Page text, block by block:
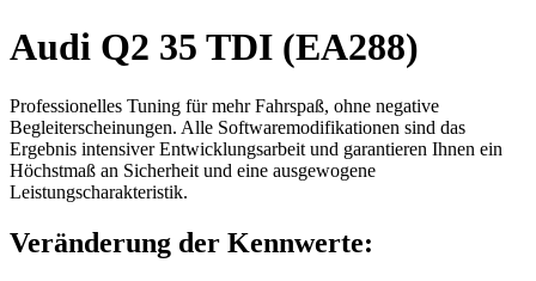
Audi Q2 35 TDI (EA288)
Professionelles Tuning für mehr Fahrspaß, ohne negative
Begleiterscheinungen. Alle Softwaremodifikationen sind das
Ergebnis intensiver Entwicklungsarbeit und garantieren Ihnen ein
Höchstmaß an Sicherheit und eine ausgewogene
Leistungscharakteristik.
Veränderung der Kennwerte: